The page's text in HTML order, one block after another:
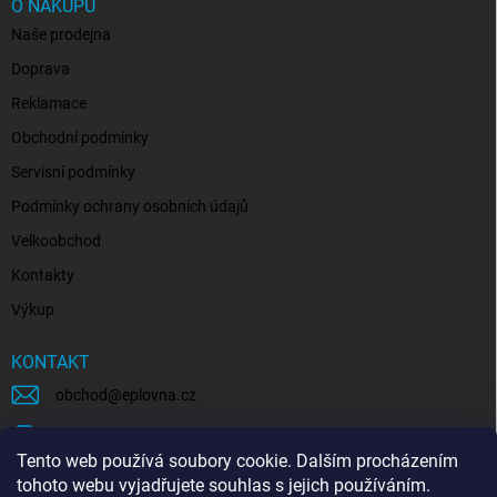
Tento web používá soubory cookie. Dalším procházením
tohoto webu vyjadřujete souhlas s jejich používáním.
O NÁKUPU
Naše prodejna
Doprava
Reklamace
Obchodní podmínky
Servisní podmínky
Podmínky ochrany osobních údajů
Velkoobchod
Kontakty
Výkup
KONTAKT
obchod @eplovna.cz
eplovna.cz